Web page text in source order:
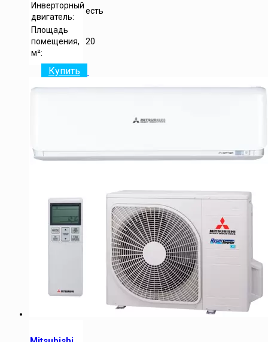
Инверторный
двигатель:
есть
Площадь
помещения,
м²:
20
Купить